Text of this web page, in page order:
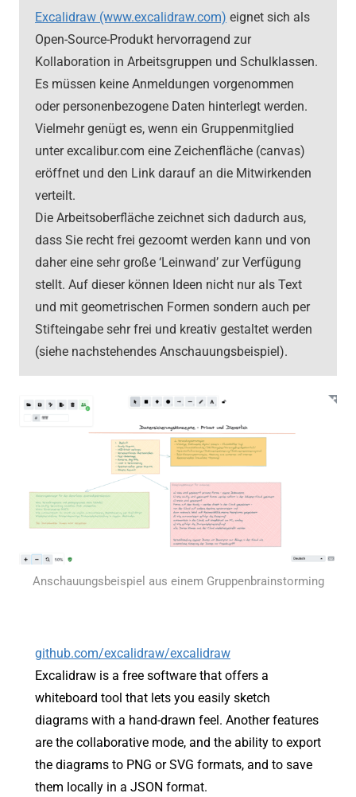
Excalidraw (www.excalidraw.com) eignet sich als
Open-Source-Produkt hervorragend zur
Kollaboration in Arbeitsgruppen und Schulklassen.
Es müssen keine Anmeldungen vorgenommen
oder personenbezogene Daten hinterlegt werden.
Vielmehr genügt es, wenn ein Gruppenmitglied
unter excalibur.com eine Zeichenfläche (canvas)
eröffnet und den Link darauf an die Mitwirkenden
verteilt.
Die Arbeitsoberfläche zeichnet sich dadurch aus,
dass Sie recht frei gezoomt werden kann und von
daher eine sehr große ‘Leinwand’ zur Verfügung
stellt. Auf dieser können Ideen nicht nur als Text
und mit geometrischen Formen sondern auch per
Stifteingabe sehr frei und kreativ gestaltet werden
(siehe nachstehendes Anschauungsbeispiel).
Anschauungsbeispiel aus einem Gruppenbrainstorming
github.com/excalidraw/excalidraw
Excalidraw is a free software that offers a
whiteboard tool that lets you easily sketch
diagrams with a hand-drawn feel. Another features
are the collaborative mode, and the ability to export
the diagrams to PNG or SVG formats, and to save
them locally in a JSON format.